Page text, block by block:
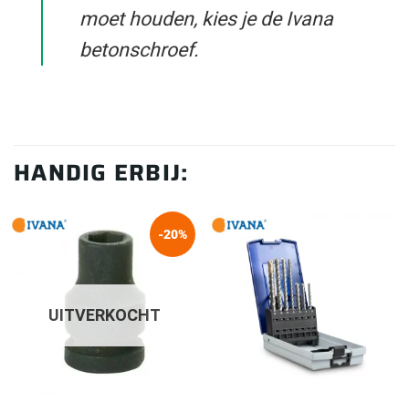
moet houden, kies je de Ivana
betonschroef.
HANDIG ERBIJ:
-20%
UITVERKOCHT